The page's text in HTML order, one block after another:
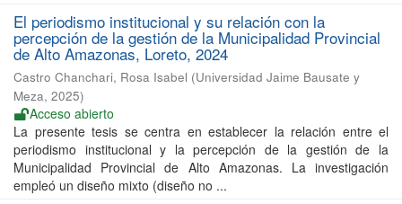
El periodismo institucional y su relación con la
percepción de la gestión de la Municipalidad Provincial
de Alto Amazonas, Loreto, 2024
Castro Chanchari, Rosa Isabel (Universidad Jaime Bausate y
Meza, 2025)
Acceso abierto
La presente tesis se centra en establecer la relación entre el
periodismo institucional y la percepción de la gestión de la
Municipalidad Provincial de Alto Amazonas. La investigación
empleó un diseño mixto (diseño no ...